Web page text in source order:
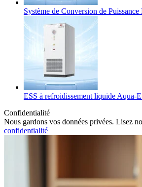
Système de Conversion de
ESS à refroidissement liquide Aqua-
Confidentialité
Nous gardons vos données privées. Lisez
confidentialité